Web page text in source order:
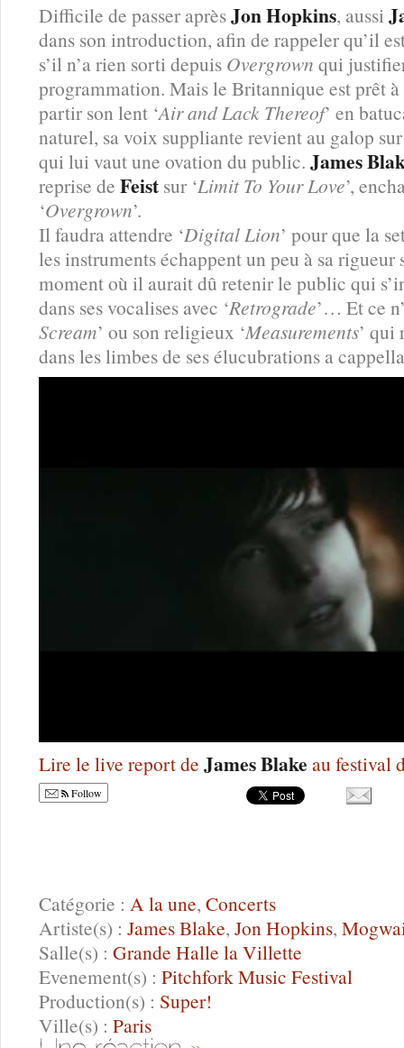
Difficile de passer aprèsJon Hopkins, aussi
dans son introduction, afin de rappeler qu’il
s’il n’a rien sorti depuis Overgrown qui
programmation. Mais le Britannique est prêt
partir son lent ‘Air and Lack Thereof’ en
naturel, sa voix suppliante revient au galop sur
qui lui vaut une ovation du public. James
reprise de Feist sur ‘Limit To Your Love’,
‘Overgrown’.
Il faudra attendre ‘Digital Lion’ pour que la
les instruments échappent un peu à sa rigueur
moment où il aurait dû retenir le public qui
dans ses vocalises avec ‘Retrograde’… Et ce
Scream’ ou son religieux ‘Measurements’ qui
dans les limbes de ses élucubrations a
Lire le live report de James Blake au festival
Follow
Catégorie : A la une, Concerts
Artiste(s) : James Blake, Jon Hopkins,
Salle(s) : Grande Halle la Villette
Evenement(s) : Pitchfork Music Festival
Production(s) : Super!
Ville(s) : Paris